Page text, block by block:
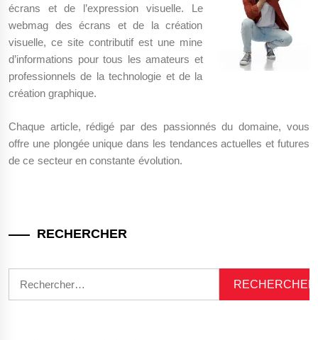
écrans et de l’expression visuelle. Le
webmag des écrans et de la création
visuelle, ce site contributif est une mine
d’informations pour tous les amateurs et
professionnels de la technologie et de la
création graphique.
Chaque article, rédigé par des passionnés du domaine, vous
offre une plongée unique dans les tendances actuelles et futures
de ce secteur en constante évolution.
RECHERCHER